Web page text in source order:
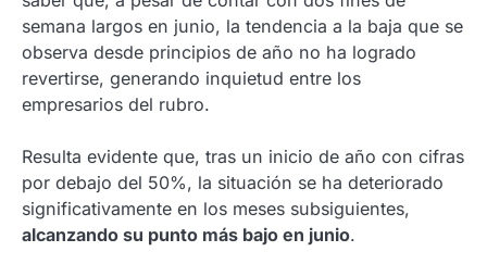
semana largos en junio, la tendencia a la baja que se
observa desde principios de año no ha logrado
revertirse, generando inquietud entre los
empresarios del rubro.
Resulta evidente que, tras un inicio de año con cifras
por debajo del 50%, la situación se ha deteriorado
significativamente en los meses subsiguientes,
alcanzando su punto más bajo en junio.